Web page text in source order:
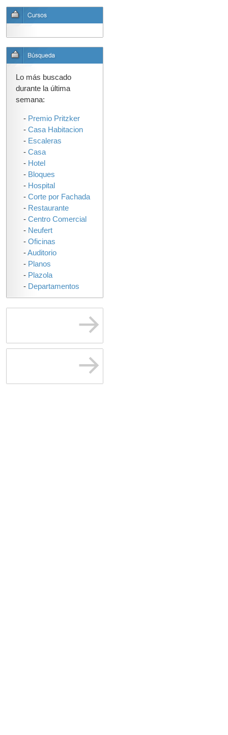
Lo más buscado
durante la última
semana:
- Premio Pritzker
- Casa Habitacion
- Escaleras
- Casa
- Hotel
- Bloques
- Hospital
- Corte por Fachada
- Restaurante
- Centro Comercial
- Neufert
- Oficinas
-Auditorio
- Planos
- Plazola
- Departamentos